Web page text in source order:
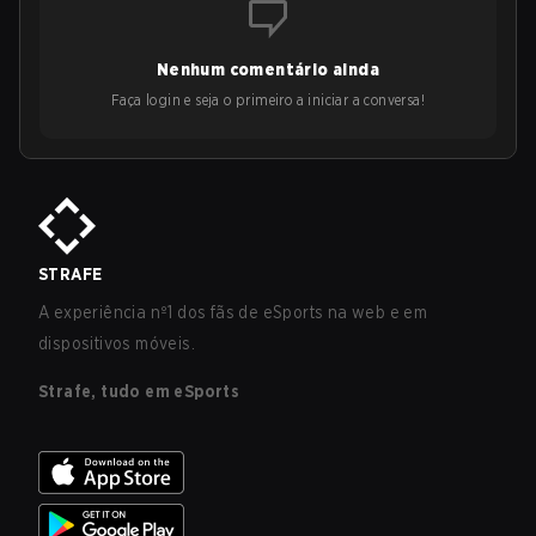
Nenhum comentário ainda
Faça login e seja o primeiro a iniciar a conversa!
STRAFE
A experiência nº1 dos fãs de eSports na web e em
dispositivos móveis.
Strafe, tudo em eSports